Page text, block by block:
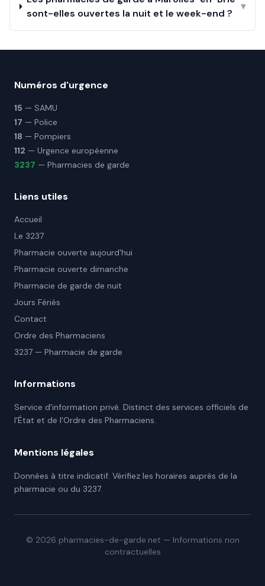
sont-elles ouvertes la nuit et le week-end ?
▾
Numéros d'urgence
15 — SAMU
17 — Police
18 — Pompiers
112 — Urgence européenne
3237 — Pharmacies de garde
Liens utiles
Accueil
Le 3237
Pharmacie ouverte aujourd'hui
Pharmacie ouverte dimanche
Pharmacie de garde de nuit
Jours Fériés
Contact
Ordre des Pharmaciens
3237 — Pharmacie de garde
Informations
Service d'information privé. Distinct des services officiels de
l'État et de l'Ordre des Pharmaciens.
Mentions légales
Données à titre indicatif. Vérifiez les horaires auprès de la
pharmacie ou du 3237.
© 2026 pharmacies-de-garde.net — Informations non
contractuelles